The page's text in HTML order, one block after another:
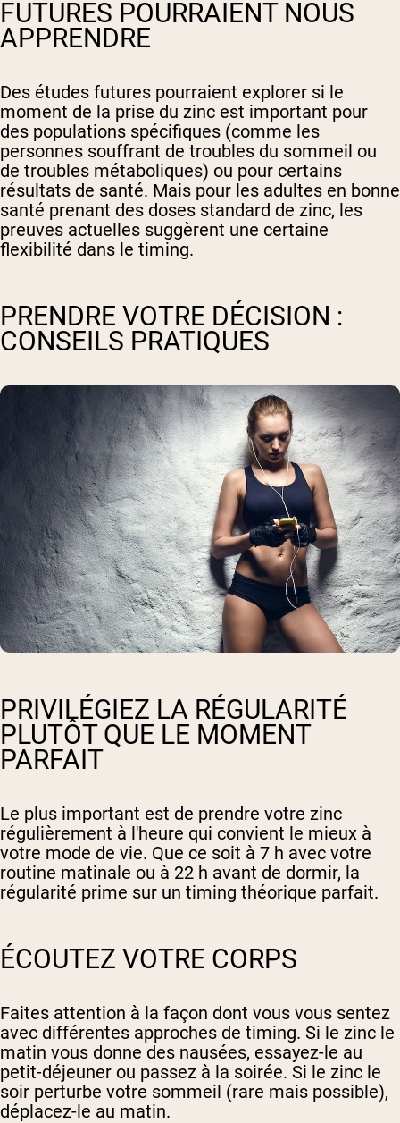
FUTURES POURRAIENT NOUS
APPRENDRE
Des études futures pourraient explorer si le
moment de la prise du zinc est important pour
des populations spécifiques (comme les
personnes souffrant de troubles du sommeil ou
de troubles métaboliques) ou pour certains
résultats de santé. Mais pour les adultes en bonne
santé prenant des doses standard de zinc, les
preuves actuelles suggèrent une certaine
flexibilité dans le timing.
PRENDRE VOTRE DÉCISION :
CONSEILS PRATIQUES
PRIVILÉGIEZ LA RÉGULARITÉ
PLUTÔT QUE LE MOMENT
PARFAIT
Le plus important est de prendre votre zinc
régulièrement à l'heure qui convient le mieux à
votre mode de vie. Que ce soit à 7 h avec votre
routine matinale ou à 22 h avant de dormir, la
régularité prime sur un timing théorique parfait.
ÉCOUTEZ VOTRE CORPS
Faites attention à la façon dont vous vous sentez
avec différentes approches de timing. Si le zinc le
matin vous donne des nausées, essayez-le au
petit-déjeuner ou passez à la soirée. Si le zinc le
soir perturbe votre sommeil (rare mais possible),
déplacez-le au matin.